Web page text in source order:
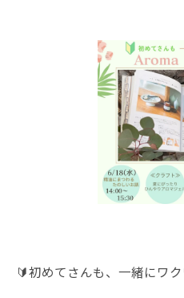
🔰初めてさんも、一緒にワ